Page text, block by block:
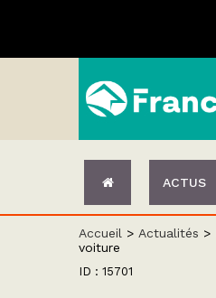
ACTUS
Accueil > Actualités >
voiture
ID : 15701